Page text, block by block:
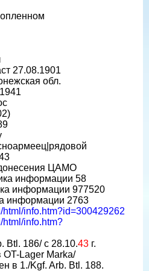
27.08.1901
обл.
ЦАМО
информации 58
информации 977520
информации 2763
html/info.htm?id=300429262
html/info.htm?
Btl. 186/ c 28.10.43 г.
OT-Lager Marka/
в 1./Kgf. Arb. Btl. 188.